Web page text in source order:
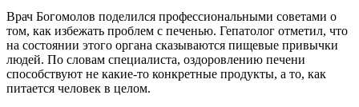
Врач Богомолов поделился профессиональными советами о
том, как избежать проблем с печенью. Гепатолог отметил, что
на состоянии этого органа сказываются пищевые привычки
людей. По словам специалиста, оздоровлению печени
способствуют не какие-то конкретные продукты, а то, как
питается человек в целом.